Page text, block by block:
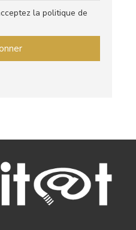
la politique de